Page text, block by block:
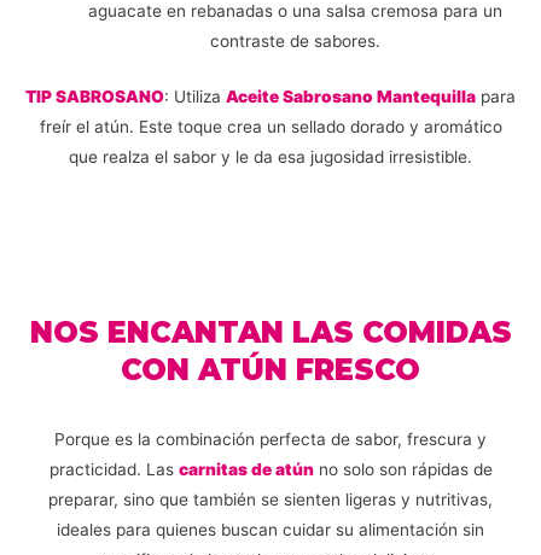
aguacate en rebanadas o una salsa cremosa para un
contraste de sabores.
TIP SABROSANO: Utiliza Aceite Sabrosano Mantequilla para
freír el atún. Este toque crea un sellado dorado y aromático
que realza el sabor y le da esa jugosidad irresistible.
NOS ENCANTAN LAS COMIDAS
CON ATÚN FRESCO
Porque es la combinación perfecta de sabor, frescura y
practicidad. Las carnitas de atúnno solo son rápidas de
preparar, sino que también se sienten ligeras y nutritivas,
ideales para quienes buscan cuidar su alimentación sin